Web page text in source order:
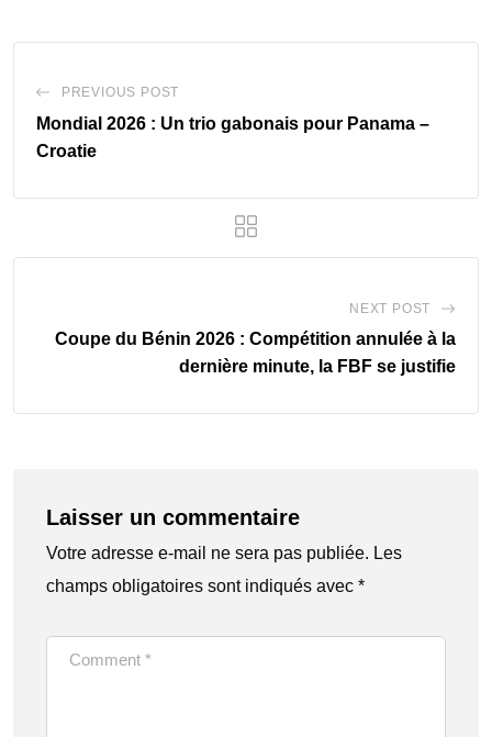
PREVIOUS POST
Mondial 2026 : Un trio gabonais pour Panama –
Croatie
NEXT POST
Coupe du Bénin 2026 : Compétition annulée à la
dernière minute, la FBF se justifie
Laisser un commentaire
Votre adresse e-mail ne sera pas publiée. Les
champs obligatoires sont indiqués avec *